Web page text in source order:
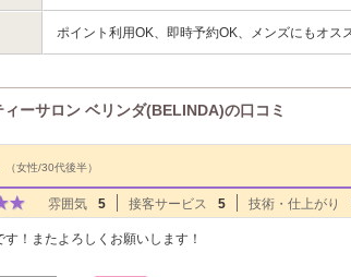
ポイント利用OK、即時予約OK、メンズにもオス
ィーサロン ベリンダ(BELINDA)の口コミ
ロンPick Up
（女性/30代後半）
雰囲気 5 接客サービス 5 技術・仕上がり
！またよろしくお願いします！